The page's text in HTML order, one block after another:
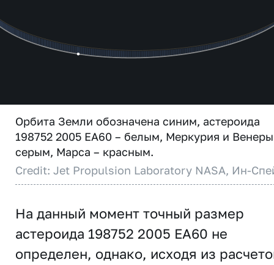
Орбита Земли обозначена синим, астероида
198752 2005 EA60 – белым, Меркурия и
серым, Марса – красным.
Credit: Jet Propulsion Laboratory NASA, Ин-
На данный момент точный размер
астероида 198752 2005 EA60 не
определен, однако, исходя из